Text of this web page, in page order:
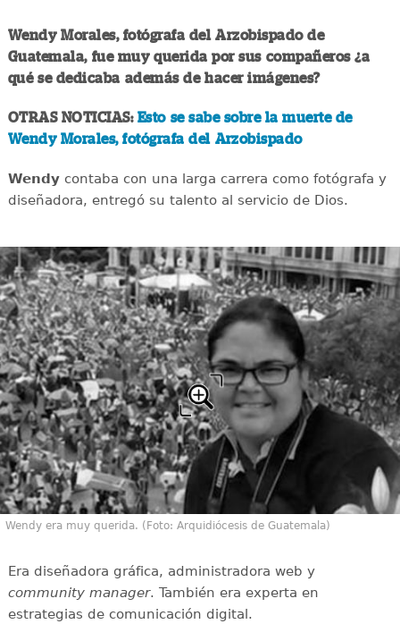
Wendy Morales, fotógrafa del Arzobispado de
Guatemala, fue muy querida por sus compañeros ¿a
qué se dedicaba además de hacer imágenes?
OTRAS NOTICIAS: Esto se sabe sobre la muerte de
Wendy Morales, fotógrafa del Arzobispado
Wendycontaba con una larga carrera como fotógrafa y
diseñadora, entregó su talento al servicio de Dios.
Wendy era muy querida. (Foto: Arquidiócesis de Guatemala)
Era diseñadora gráfica, administradora web y
community manager. También era experta en
estrategias de comunicación digital.